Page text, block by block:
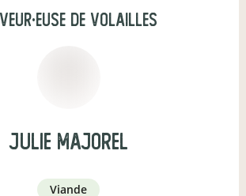
de volailles
julie majorel
viande